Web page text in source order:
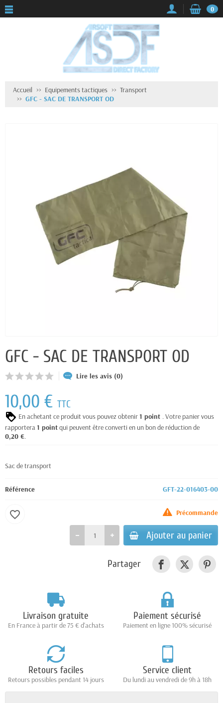
0
Accueil Equipements tactiques
Transport
GFC - SAC DE TRANSPORT OD
GFC - SAC DE TRANSPORT OD
Lire les avis (0)
10,00 € TTC
En achetant ce produit vous pouvez obtenir1 point . Votre panier vous
rapportera1 pointqui peuvent être converti en un bon de réduction de
0,20 €.
Sac de transport
Référence GFT-22-016403-00
Précommande
Ajouter au panier
favorite_border
Partager
Livraison gratuite
En France à partir de 75 € d'achats
Paiement sécurisé
Paiement en ligne 100% sécurisé
Retours faciles
Retours possibles pendant 14 jours
Service client
Du lundi au vendredi de 9h à 18h